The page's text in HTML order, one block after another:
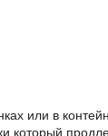
или в
который